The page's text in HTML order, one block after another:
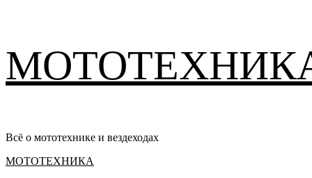
содержимому
Всё о мототехнике и вездеходах
Основное
МОТОТЕХНИКА